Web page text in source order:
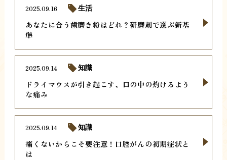
あなたに合う歯磨き粉はどれ？研磨剤で選ぶ新基
準
2025.09.16 生活
ドライマウスが引き起こす、口の中の灼けるよう
な痛み
2025.09.14 知識
痛くないからこそ要注意！口腔がんの初期症状と
は
2025.09.14 知識